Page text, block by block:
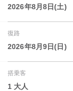
2026年8月8日(土)
復路
2026年8月9日(日)
搭乗客
1 大人